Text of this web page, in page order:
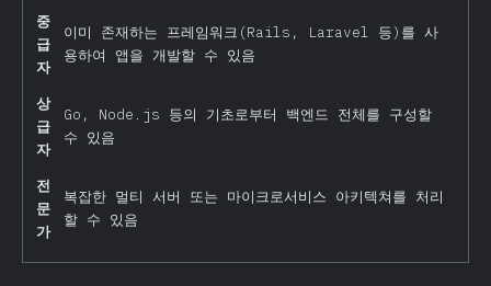
중
급
자
이미 존재하는 프레임워크(Rails, Laravel 등)를 사
용하여 앱을 개발할 수 있음
상
급
자
Go, Node.js 등의 기초로부터 백엔드 전체를 구성할
수 있음
전
문
가
복잡한 멀티 서버 또는 마이크로서비스 아키텍쳐를 처리
할 수 있음